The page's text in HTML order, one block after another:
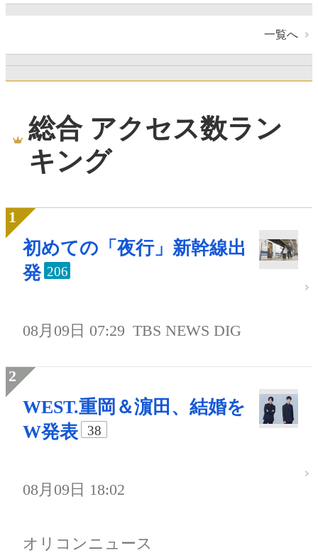
一覧へ
総合 アクセス数ラン
キング
初めての「夜行」新幹線出
発 206
08月09日 07:29 TBS NEWS DIG
WEST.重岡＆濵田、結婚を
W発表
38
08月09日 18:02
オリコンニュース